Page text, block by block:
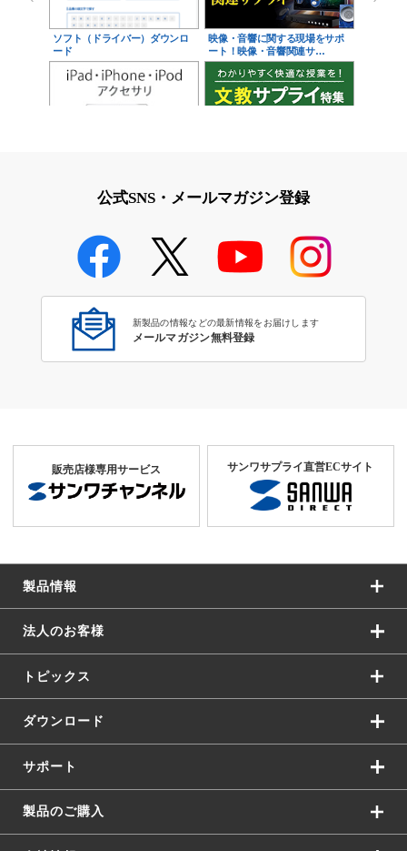
ソフト（ドライバー）ダウンロ
ード
映像・音響に関する現場をサポ
ート！映像・音響関連サ…
学校教育のICT環境整備特集
公式SNS・メールマガジン登録
新製品の情報などの最新情報をお届けします
メールマガジン無料登録
販売店様専用サービス サンワサプライ直営ECサイト
製品情報
法人のお客様
トピックス
ダウンロード
サポート
製品のご購入